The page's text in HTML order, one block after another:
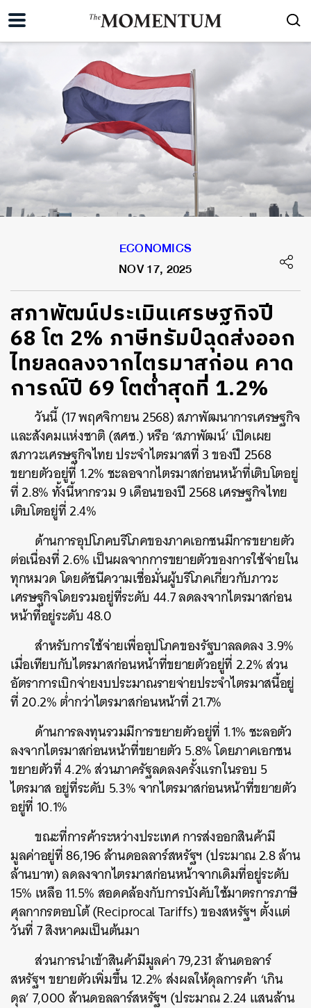
ECONOMICS
NOV 17, 2025
สภาพัฒน์ประเมินเศรษฐกิจปี
68 โต 2% ภาษีทรัมป์ฉุดส่งออก
ไทยลดลงจากไตรมาสก่อน คาด
การณ์ปี 69 โตต่ำสุดที่ 1.2%
วันนี้ (17 พฤศจิกายน 2568) สภาพัฒนาการเศรษฐกิจ
และสังคมแห่งชาติ (สศช.) หรือ ‘สภาพัฒน์’ เปิดเผย
สภาวะเศรษฐกิจไทย ประจำไตรมาสที่ 3 ของปี 2568
ขยายตัวอยู่ที่ 1.2% ชะลอจากไตรมาสก่อนหน้าที่เติบโตอยู่
ที่ 2.8% ทั้งนี้หากรวม 9 เดือนของปี 2568 เศรษฐกิจไทย
เติบโตอยู่ที่ 2.4%
ด้านการอุปโภคบริโภคของภาคเอกชนมีการขยายตัว
ต่อเนื่องที่ 2.6% เป็นผลจากการขยายตัวของการใช้จ่ายใน
ทุกหมวด โดยดัชนีความเชื่อมั่นผู้บริโภคเกี่ยวกับภาวะ
เศรษฐกิจโดยรวมอยู่ที่ระดับ 44.7 ลดลงจากไตรมาสก่อน
หน้าที่อยู่ระดับ 48.0
สำหรับการใช้จ่ายเพื่ออุปโภคของรัฐบาลลดลง 3.9%
เมื่อเทียบกับไตรมาสก่อนหน้าที่ขยายตัวอยู่ที่ 2.2% ส่วน
อัตราการเบิกจ่ายงบประมาณรายจ่ายประจำไตรมาสนี้อยู่
ที่ 20.2% ต่ำกว่าไตรมาสก่อนหน้าที่ 21.7%
ด้านการลงทุนรวมมีการขยายตัวอยู่ที่ 1.1% ชะลอตัว
ลงจากไตรมาสก่อนหน้าที่ขยายตัว 5.8% โดยภาคเอกชน
ขยายตัวที่ 4.2% ส่วนภาครัฐลดลงครั้งแรกในรอบ 5
ไตรมาส อยู่ที่ระดับ 5.3% จากไตรมาสก่อนหน้าที่ขยายตัว
อยู่ที่ 10.1%
ขณะที่การค้าระหว่างประเทศ การส่งออกสินค้ามี
มูลค่าอยู่ที่ 86,196 ล้านดอลลาร์สหรัฐฯ​ (ประมาณ 2.8 ล้าน
ล้านบาท) ลดลงจากไตรมาสก่อนหน้าจากเดิมที่อยู่ระดับ
15% เหลือ 11.5% สอดคล้องกับการบังคับใช้มาตรการภาษี
ศุลกากรตอบโต้ (Reciprocal Tariffs) ของสหรัฐฯ ตั้งแต่
วันที่ 7 สิงหาคมเป็นต้นมา
ส่วนการนำเข้าสินค้ามีมูลค่า 79,231 ล้านดอลาร์
สหรัฐฯ ขยายตัวเพิ่มขึ้น 12.2% ส่งผลให้ดุลการค้า ‘เกิน
ดุล’ 7,000 ล้านดอลลาร์สหรัฐฯ (ประมาณ 2.24 แสนล้าน